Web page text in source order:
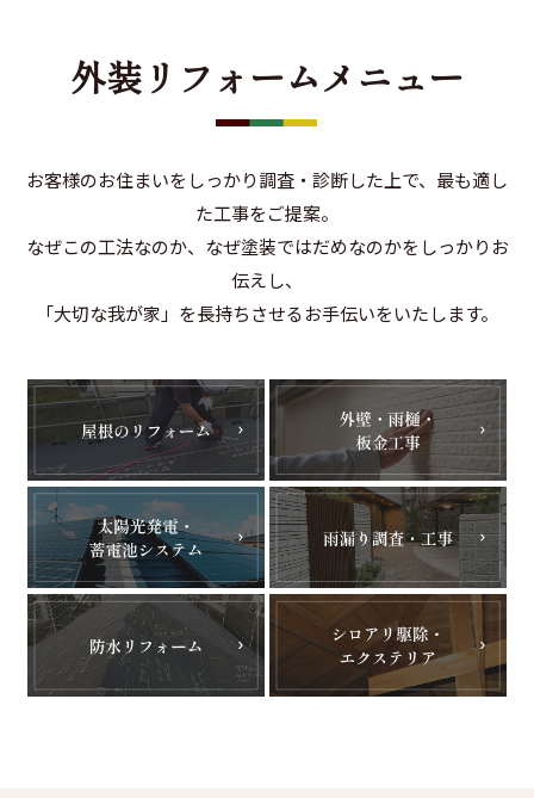
外装リフォームメニュー
お客様のお住まいをしっかり調査・診断した上で、最も適し
た工事をご提案。
なぜこの工法なのか、なぜ塗装ではだめなのかをしっかりお
伝えし、
「大切な我が家」を長持ちさせるお手伝いをいたします。